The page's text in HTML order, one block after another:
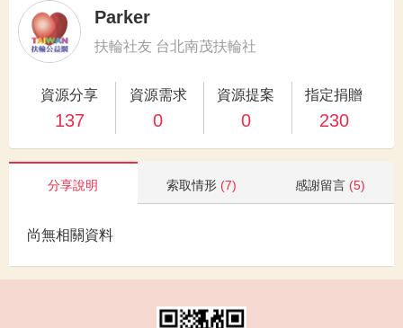
Parker
扶輪社友 台北南茂扶輪社
資源分享
137
資源需求
0
資源提案
0
指定捐贈
230
分享說明 索取情形 (7) 感謝留言 (5)
尚無相關資料